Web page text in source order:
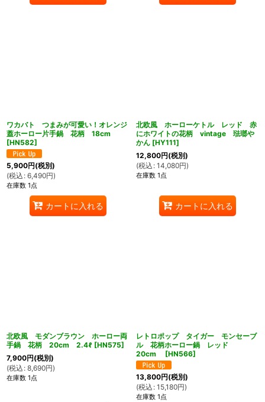
ワカバト つまみが可愛い！オレンジ
蓋ホーロー片手鍋 花柄 18cm
[HN582]
5,900円(税別)
(税込 : 6,490円)
在庫数 1点
カートに入れる
北欧風 ホーローケトル レッド 赤
にホワイトの花柄 vintage 琺瑯や
かん [HY111]
12,800円(税別)
(税込 : 14,080円)
在庫数 1点
カートに入れる
北欧風 モダンブラウン ホーロー両
手鍋 花柄 20cm 2.4ℓ [HN575]
7,900円(税別)
(税込 : 8,690円)
在庫数 1点
レトロポップ タイガー モンセーブ
ル 花柄ホーロー鍋 レッド
20cm
[HN566]
13,800円(税別)
(税込 : 15,180円)
在庫数 1点